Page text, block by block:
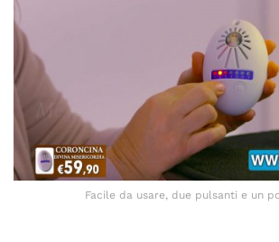
Facile da usare, due pulsanti e un